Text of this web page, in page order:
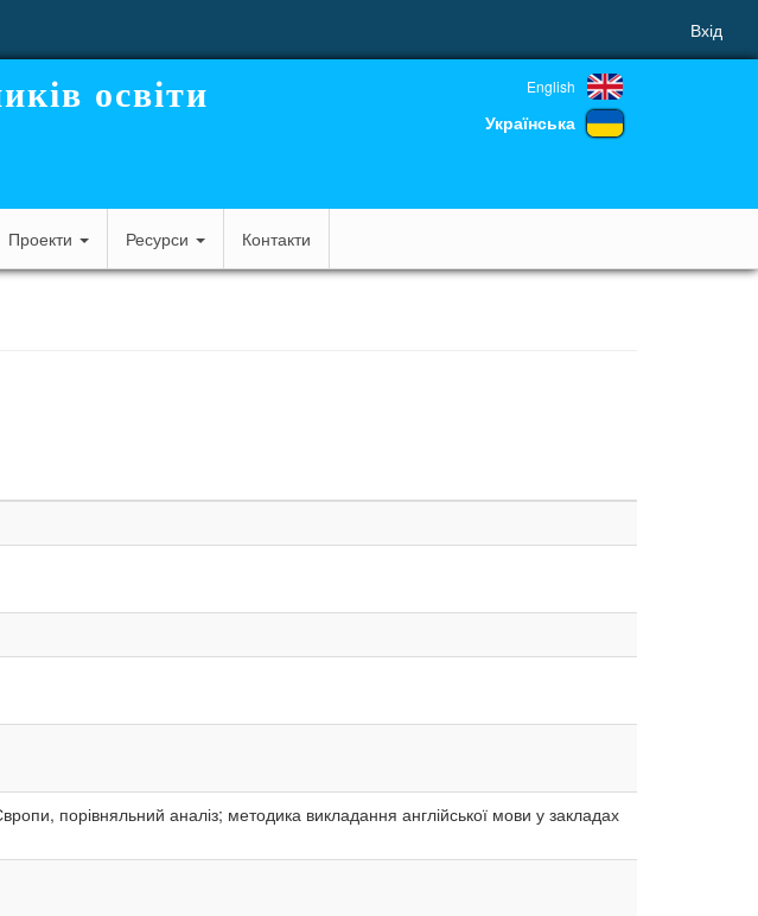
Вхід
освіти English
Українська
Проекти Ресурси Контакти
порівняльний аналіз; методика викладання англійської мови у закладах